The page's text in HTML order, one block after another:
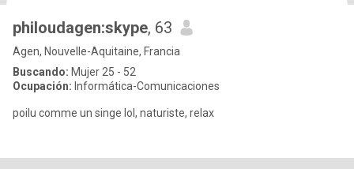
philoudagen:skype, 63
Agen, Nouvelle-Aquitaine, Francia
Buscando: Mujer 25 - 52
Ocupación: Informática-Comunicaciones
poilu comme un singe lol, naturiste, relax